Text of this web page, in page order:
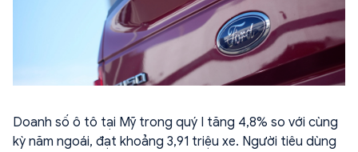
Doanh số ô tô tại Mỹ trong quý I tăng 4,8% so với cùng
kỳ năm ngoái, đạt khoảng 3,91 triệu xe. Người tiêu dùng